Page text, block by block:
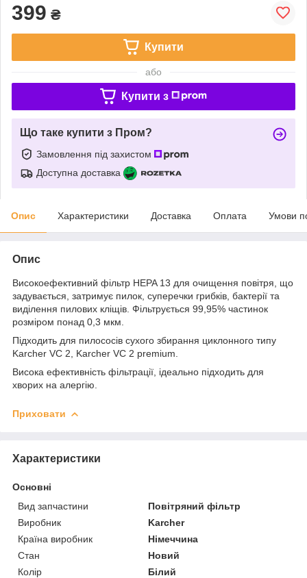
399 ₴
Купити
або
Купити з
Що таке купити з Пром?
Замовлення під захистом
Доступна доставка
Опис Характеристики Доставка Оплата Умови
Опис
Високоефективний фільтр HEPA 13 для очищення повітря, що
задувається, затримує пилок, суперечки грибків, бактерії та
виділення пилових кліщів. Фільтрується 99,95% частинок
розміром понад 0,3 мкм.
Підходить для пилососів сухого збирання циклонного типу
Karcher VC 2, Karcher VC 2 premium.
Висока ефективність фільтрації, ідеально підходить для
хворих на алергію.
Приховати
Характеристики
Основні
Вид запчастини
Повітряний фільтр
Виробник
Karcher
Країна виробник
Німеччина
Стан
Новий
Колір
Білий